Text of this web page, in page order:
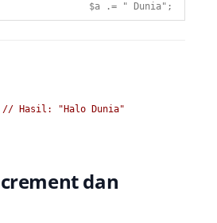
$a .= " Dunia" ;
// Hasil: "Halo Dunia"
dan